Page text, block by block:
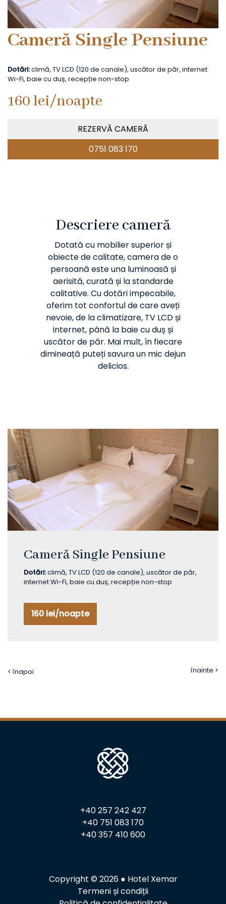
Cameră Single Pensiune
Dotări:climă, TV LCD (120 de canale), uscător de păr, internet
Wi-Fi, baie cu duș, recepție non-stop
160 lei/noapte
REZERVĂ CAMERĂ
0751 083 170
Descriere cameră
Dotată cu mobilier superior și
obiecte de calitate, camera de o
persoană este una luminoasă și
aerisită, curată și la standarde
calitative. Cu dotări impecabile,
oferim tot confortul de care aveți
nevoie, de la climatizare, TV LCD și
internet, până la baie cu duș și
uscător de păr. Mai mult, în fiecare
dimineață puteți savura un mic dejun
delicios.
Cameră Single Pensiune
Dotări:climă, TV LCD (120 de canale), uscător de păr,
internet Wi-Fi, baie cu duș, recepție non-stop
160 lei/noapte
< înapoi înainte >
+40 257 242 427
+40 751 083 170
+40 357 410 600
Copyright © 2026 ● Hotel Xemar
Termeni și condiții